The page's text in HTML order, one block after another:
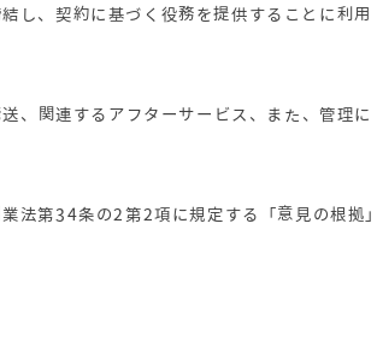
し、契約に基づく役務を提供することに利用
、関連するアフターサービス、また、管理に
法第34条の2第2項に規定する「意見の根拠」